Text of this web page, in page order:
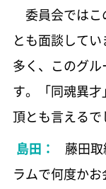
委員会ではこ
とも面談して
多く、このグ
す。「同魂異
頂とも言えるで
島田：
藤田
ラムで何度か